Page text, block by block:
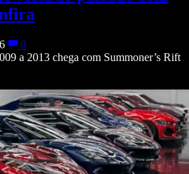
0
a 2013 chega com Summoner’s Rift